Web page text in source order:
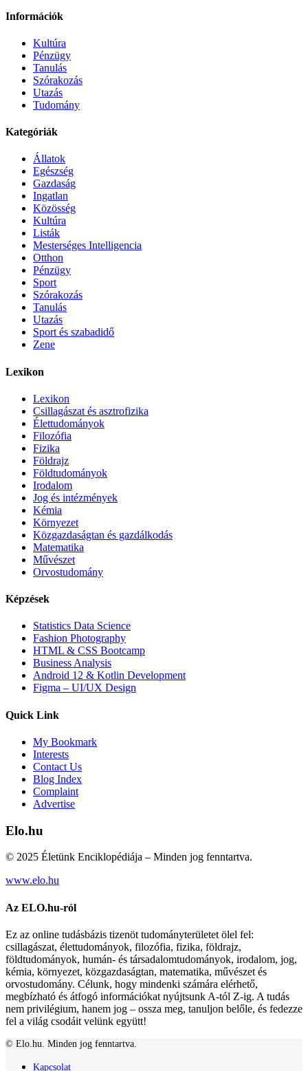
Információk
Kultúra
Pénzügy
Tanulás
Szórakozás
Utazás
Tudomány
Kategóriák
Állatok
Egészség
Gazdaság
Ingatlan
Közösség
Kultúra
Listák
Mesterséges Intelligencia
Otthon
Pénzügy
Sport
Szórakozás
Tanulás
Utazás
Sport és szabadidő
Zene
Lexikon
Lexikon
Csillagászat és asztrofizika
Élettudományok
Filozófia
Fizika
Földrajz
Földtudományok
Irodalom
Jog és intézmények
Kémia
Környezet
Közgazdaságtan és gazdálkodás
Matematika
Művészet
Orvostudomány
Képzések
Statistics Data Science
Fashion Photography
HTML & CSS Bootcamp
Business Analysis
Android 12 & Kotlin Development
Figma – UI/UX Design
Quick Link
My Bookmark
Interests
Contact Us
Blog Index
Complaint
Advertise
Elo.hu
© 2025 Életünk Enciklopédiája – Minden jog fenntartva.
www.elo.hu
Az ELO.hu-ról
Ez az online tudásbázis tizenöt tudományterületet ölel fel:
csillagászat, élettudományok, filozófia, fizika, földrajz,
földtudományok, humán- és társadalomtudományok, irodalom, jog,
kémia, környezet, közgazdaságtan, matematika, művészet és
orvostudomány. Célunk, hogy mindenki számára elérhető,
megbízható és átfogó információkat nyújtsunk A-tól Z-ig. A tudás
nem privilégium, hanem jog – ossza meg, tanuljon belőle, és fedezze
fel a világ csodáit velünk együtt!
© Elo.hu. Minden jog fenntartva.
Kapcsolat